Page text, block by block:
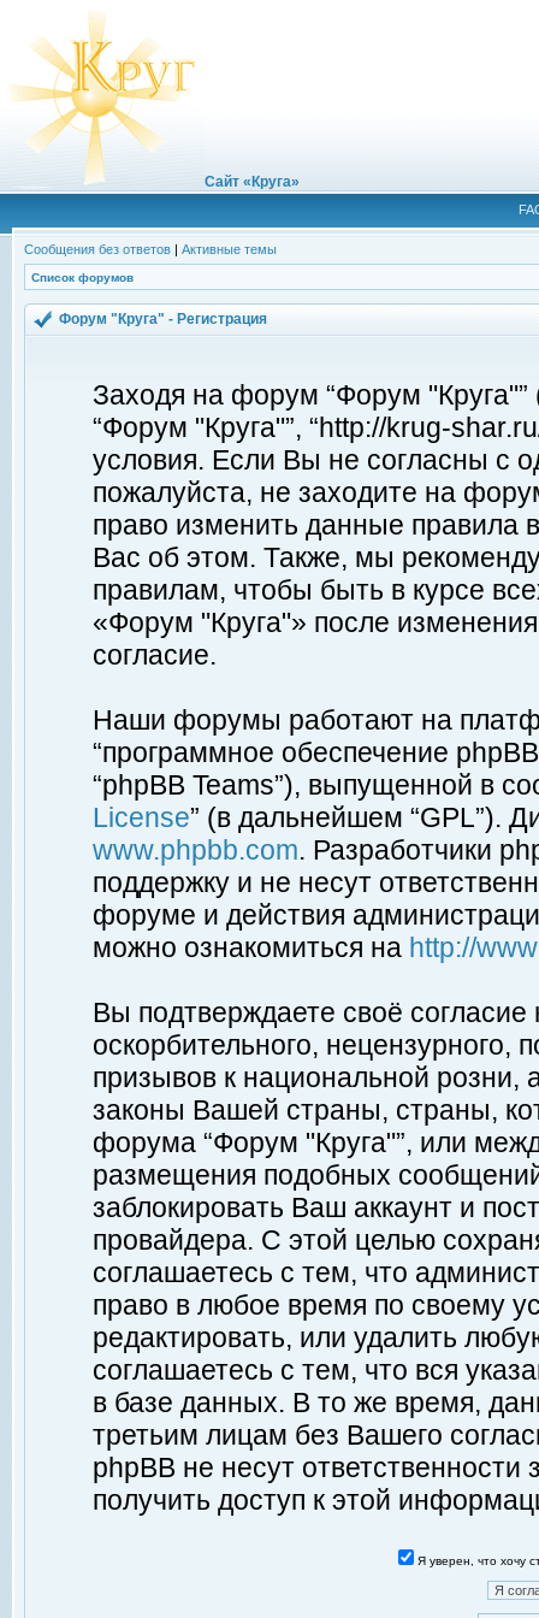
Сайт «Круга»
Сообщения без ответов | Активные темы
Список форумов
Форум "Круга" - Регистрация
Заходя на форум “Форум
“Форум "Круга"”, “http://krug-
условия. Если Вы не согласны с
пожалуйста, не заходите на
право изменить данные правила
Вас об этом. Также, мы
правилам, чтобы быть в курсе
«Форум "Круга"» после
согласие.
Наши форумы работают на
“программное обеспечение
“phpBB Teams”), выпущенной в
License” (в дальнейшем “GPL”).
www.phpbb.com. Разработчики
поддержку и не несут
форуме и действия
можно ознакомиться на http://
Вы подтверждаете своё
оскорбительного, нецензурного,
призывов к национальной
законы Вашей страны, страны,
форума “Форум "Круга"”, или
размещения подобных
заблокировать Ваш аккаунт и
провайдера. С этой целью
соглашаетесь с тем, что
право в любое время по своему
редактировать, или удалить
соглашаетесь с тем, что вся
в базе данных. В то же время,
третьим лицам без Вашего
phpBB не несут ответственности
получить доступ к этой
Я уверен, что хочу